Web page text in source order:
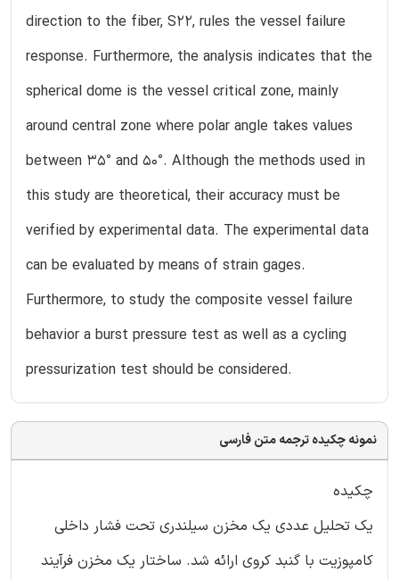
direction to the fiber, S22, rules the vessel failure
response. Furthermore, the analysis indicates that the
spherical dome is the vessel critical zone, mainly
around central zone where polar angle takes values
between 35° and 50°. Although the methods used in
this study are theoretical, their accuracy must be
verified by experimental data. The experimental data
can be evaluated by means of strain gages.
Furthermore, to study the composite vessel failure
behavior a burst pressure test as well as a cycling
pressurization test should be considered.
نمونه چکیده ترجمه متن فارسی
چکیده
یک تحلیل عددی یک مخزن سیلندری تحت فشار داخلی
کامپوزیت با گنبد کروی ارائه شد. ساختار یک مخزن فرآیند